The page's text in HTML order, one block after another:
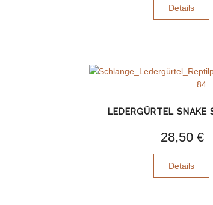
Details
LEDERGÜRTEL SNAKE
28,50 €
Details